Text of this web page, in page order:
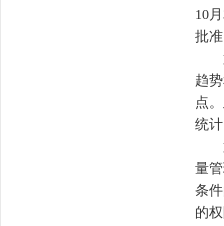
10月
批
第
趋
点
统
第
量
条
的